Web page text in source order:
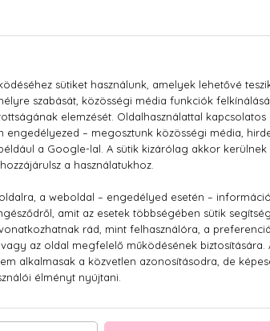
krémhajfesték
Color - Extra Copper PPD- és rezorcin mentes
krémhajfesték
Color - Warm Naturals PPD- és rezorcin mentes
krémhajfesték
Echos Color - Pure Sand PPD- és rezorcin mentes